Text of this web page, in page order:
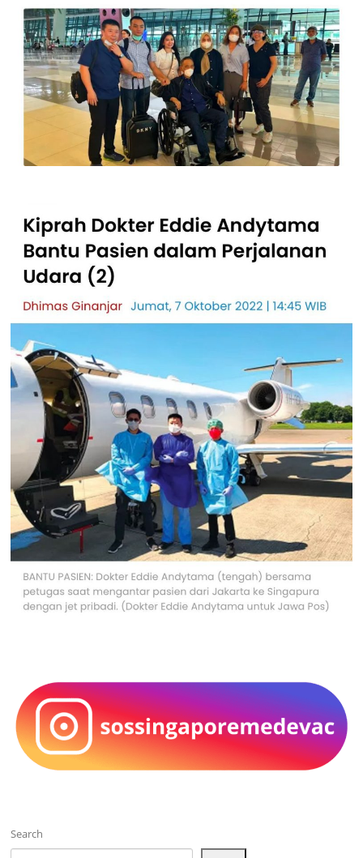
Search